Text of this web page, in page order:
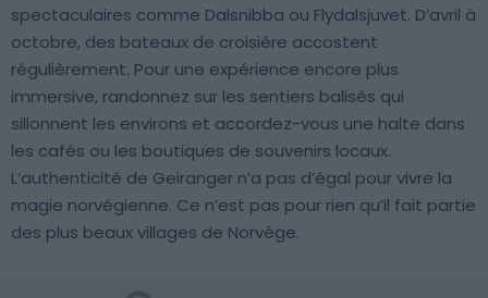
spectaculaires comme Dalsnibba ou Flydalsjuvet. D’avril à
octobre, des bateaux de croisière accostent
régulièrement. Pour une expérience encore plus
immersive, randonnez sur les sentiers balisés qui
sillonnent les environs et accordez-vous une halte dans
les cafés ou les boutiques de souvenirs locaux.
L’authenticité de Geiranger n’a pas d’égal pour vivre la
magie norvégienne. Ce n’est pas pour rien qu’il fait partie
des plus beaux villages de Norvège.